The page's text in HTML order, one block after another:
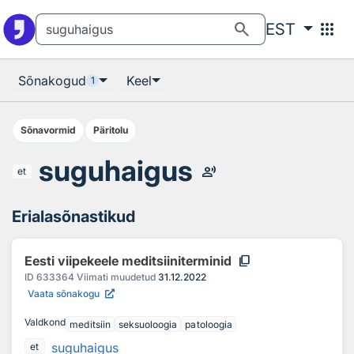
search EST apps
Sõnakogud 1 Keel
Sõnavormid Päritolu
et suguhaigus record_voice_over
Erialasõnastikud
Eesti viipekeele meditsiiniterminid content_copy
ID 633364 Viimati muudetud 31.12.2022
Vaata sõnakogu
Valdkond meditsiin seksuoloogia
patoloogia
et
suguhaigus